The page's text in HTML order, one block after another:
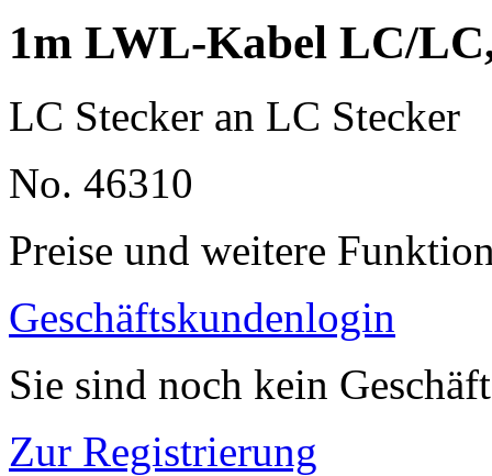
1m LWL-Kabel LC/
LC Stecker an LC Stecker
No. 46310
Preise und weitere
Geschäftskundenlogin
Sie sind noch kein
Zur Registrierung